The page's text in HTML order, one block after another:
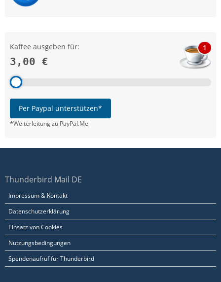
Kaffee ausgeben für:
3,00 €
1
Per Paypal unterstützen*
*Weiterleitung zu PayPal.Me
Thunderbird Mail DE
Impressum & Kontakt
Datenschutzerklärung
Einsatz von Cookies
Nutzungsbedingungen
Spendenaufruf für Thunderbird